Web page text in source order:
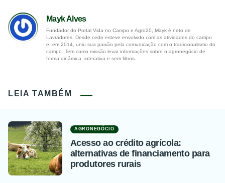
Mayk Alves
Fundador do Portal Vida no Campo e Agro20, Mayk é neto de
Lavradores. Desde cedo esteve envolvido com as atividades do campo
e, em 2014, uniu sua paixão pela comunicação com o tradicionalismo do
campo. Tem como missão levar informações sobre o agronegócio de
forma dinâmica, interativa e sem filtros.
LEIA TAMBÉM
AGRONEGÓCIO
Acesso ao crédito agrícola:
alternativas de financiamento para
produtores rurais